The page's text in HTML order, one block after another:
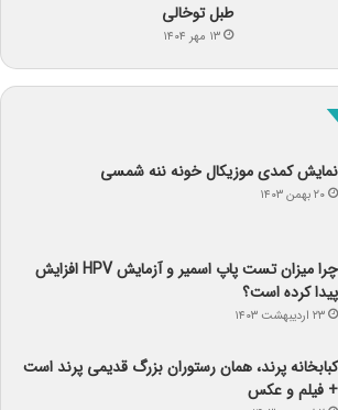
طبل توخالی
۱۳ مهر ۱۴۰۴
نمایش کمدی موزیکال خونه ننه شمسی
۲۰ بهمن ۱۴۰۳
چرا میزان تست پاپ اسمیر و آزمایش HPV افزایش
پیدا کرده است؟
۲۳ اردیبهشت ۱۴۰۳
کبابخانه پرند، همان رستوران بزرگ قدیمی پرند است
+ فیلم و عکس